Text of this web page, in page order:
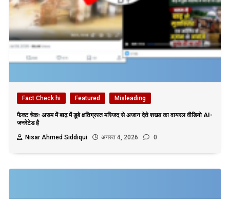
Fact Check hi Featured Misleading
फैक्ट चेकः असम में बाढ़ में डूबे क्षतिग्रस्त मस्जिद से अजान देते शख्स का वायरल वीडियो AI-
जनरेटेड है
Nisar Ahmed Siddiqui
अगस्त 4, 2026 0